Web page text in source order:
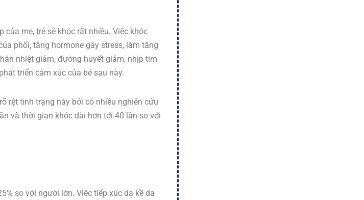
mẹ, trẻ sẽ khóc rất nhiều. Việc khóc
phổi, tăng hormone gây stress, làm tăng
nhiệt giảm, đường huyết giảm, nhịp tim
triển cảm xúc của bé sau này.
rệt tình trạng này bởi có nhiều nghiên cứu
và thời gian khóc dài hơn tới 40 lần so với
so với người lớn. Việc tiếp xúc da kề da